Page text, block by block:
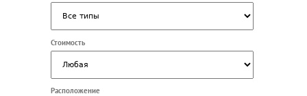
Стоимость
Расположение